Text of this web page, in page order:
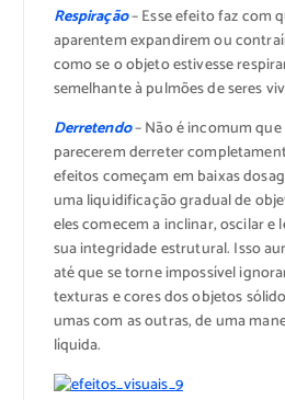
Respiração– Esse efeito faz com
aparentem expandirem ou
como se o objeto estivesse
semelhante à pulmões de seres
Derretendo– Não é incomum
parecerem derreter
efeitos começam em baixas
uma liquidificação gradual de
eles comecem a inclinar, oscilar
sua integridade estrutural. Isso
até que se torne impossível
texturas e cores dos objetos
umas com as outras, de uma
líquida.